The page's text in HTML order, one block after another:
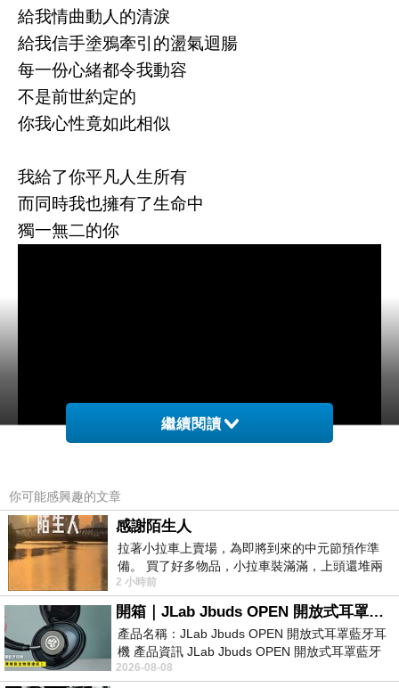
給我情曲動人的清淚
給我信手塗鴉牽引的盪氣迴腸
每一份心緒都令我動容
不是前世約定的
你我心性竟如此相似
我給了你平凡人生所有
而同時我也擁有了生命中
獨一無二的你
僅以此細緻動人歌曲和習作詩文,祝文友們新春快
樂,闔家平安!
也祝小妹-冰瑤生日快樂!
繼續閱讀
你可能感興趣的文章
感謝陌生人
拉著小拉車上賣場，為即將到來的中元節預作準
備。 買了好多物品，小拉車裝滿滿，上頭還堆兩
紙箱。 雖辛苦了點，這點程度我一個人搬
2 小時前
開箱｜JLab Jbuds OPEN 開放式耳罩藍牙耳機 - 設計美學，輕巧、透氣、環境音全物理達成！
產品名稱：JLab Jbuds OPEN 開放式耳罩藍牙耳
機 產品資訊 JLab Jbuds OPEN 開放式耳罩藍牙
耳機評語：非常有特色，值得喜愛美型工
2026-08-08